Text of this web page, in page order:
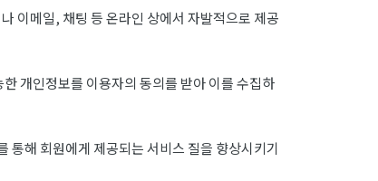
이메일, 채팅 등 온라인 상에서 자발적으로 제공
개인정보를 이용자의 동의를 받아 이를 수집하
통해 회원에게 제공되는 서비스 질을 향상시키기